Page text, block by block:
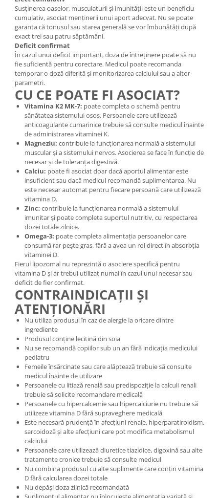
Susținerea oaselor, musculaturii și imunității este un beneficiu
cumulativ, asociat menținerii unui aport adecvat. Nu se poate
garanta că tonusul sau starea generală se vor îmbunătăți după
exact trei sau patru săptămâni.
Deficit confirmat
În cazul unui deficit important, doza de întreținere poate să nu
fie suficientă pentru corectare. Medicul poate recomanda
temporar o doză diferită și monitorizarea calciului sau a altor
parametri.
CU CE POATE FI ASOCIAT?
Vitamina K2 MK-7: poate completa o schemă pentru
sănătatea sistemului osos. Persoanele care utilizează
anticoagulante cumarinice trebuie să consulte medicul înainte
de administrarea vitaminei K.
Magneziu: contribuie la funcționarea normală a sistemului
muscular și a sistemului nervos. Asocierea se face în funcție de
necesar și de toleranța digestivă.
Calciu: poate fi asociat doar dacă aportul alimentar este
insuficient sau dacă medicul recomandă suplimentarea. Nu
este necesar automat pentru fiecare persoană care utilizează
vitamina D.
Zinc: contribuie la funcționarea normală a sistemului
imunitar și poate completa suportul nutritiv, cu respectarea
dozei totale zilnice.
Omega-3: poate completa alimentația persoanelor care
consumă rar pește gras, fără a avea un rol direct în absorbția
vitaminei D.
Fierul lipozomal nu reprezintă o asociere specifică pentru
vitamina D și ar trebui utilizat numai în cazul unui necesar sau
deficit de fier confirmat.
CONTRAINDICAȚII ȘI
ATENȚIONĂRI
Nu utiliza produsul în caz de alergie la oricare dintre
ingrediente
Produsul conține lecitină din soia
Nu se recomandă copiilor sub un an fără indicația medicului
pediatru
Femeile însărcinate sau care alăptează trebuie să consulte
medicul înainte de utilizare
Persoanele cu litiază renală sau predispoziție la calculi renali
trebuie să solicite recomandare medicală
Persoanele cu hipercalcemie sau hipercalciurie nu trebuie să
utilizeze vitamina D fără supraveghere medicală
Este necesară prudență în afecțiuni renale, hiperparatiroidism,
sarcoidoză și alte afecțiuni care pot modifica metabolismul
calciului
Persoanele care utilizează diuretice tiazidice, digoxină sau alte
tratamente cronice trebuie să consulte medicul
Nu combina produsul cu alte suplimente care conțin vitamina
D fără calcularea dozei totale
Nu depăși doza zilnică recomandată